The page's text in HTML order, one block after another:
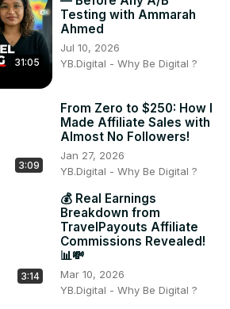
31:05
Testing with Ammarah
Ahmed
Jul 10, 2026
YB.Digital - Why Be Digital ?
3:09
From Zero to $250: How I
Made Affiliate Sales with
Almost No Followers!
Jan 27, 2026
YB.Digital - Why Be Digital ?
3:14
💰 Real Earnings
Breakdown from
TravelPayouts Affiliate
Commissions Revealed!
📊💸
Mar 10, 2026
YB.Digital - Why Be Digital ?